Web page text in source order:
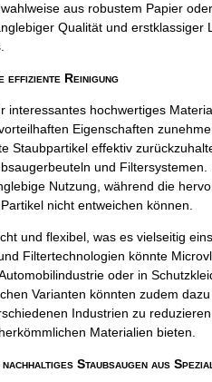
aus robustem Papier
Qualität und erstklassiger
effiziente Reinigung
interessantes hochwertiges
Eigenschaften
Staubpartikel effektiv
und
Nutzung, während die
nicht entweichen können.
und flexibel, was es vielseitig
Filtertechnologien könnte
oder in
Varianten könnten zudem
Industrien zu
Materialien bieten.
Staubsaugen aus